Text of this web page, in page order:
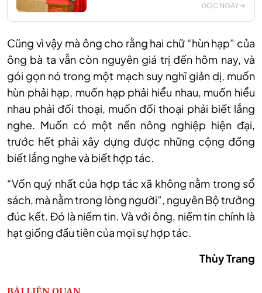
ĐỌC NGAY
Cũng vì vậy mà ông cho rằng hai chữ “hùn hạp” của
ông bà ta vẫn còn nguyên giá trị đến hôm nay, và
gói gọn nó trong một mạch suy nghĩ giản dị, muốn
hùn phải hạp, muốn hạp phải hiểu nhau, muốn hiểu
nhau phải đối thoại, muốn đối thoại phải biết lắng
nghe. Muốn có một nền nông nghiệp hiện đại,
trước hết phải xây dựng được những cộng đồng
biết lắng nghe và biết hợp tác.
“Vốn quý nhất của hợp tác xã không nằm trong sổ
sách, mà nằm trong lòng người”, nguyên Bộ trưởng
đúc kết. Đó là niềm tin. Và với ông, niềm tin chính là
hạt giống đầu tiên của mọi sự hợp tác.
Thùy Trang